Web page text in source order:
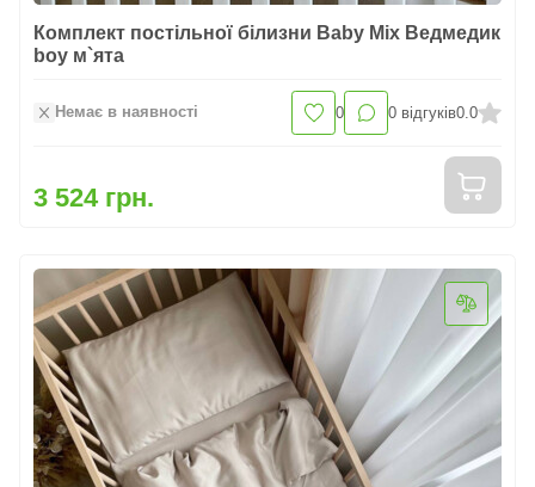
Комплект постільної білизни Baby Mix Ведмедик
boy м`ята
Немає в наявності 0 0 відгуків0.0
3 524 грн.